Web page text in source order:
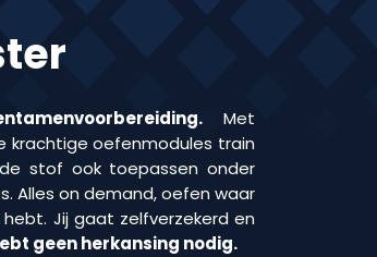
Met
krachtige oefenmodules train
stof ook toepassen onder
Alles on demand, oefen waar
Jij gaat zelfverzekerd en
geen herkansing nodig.